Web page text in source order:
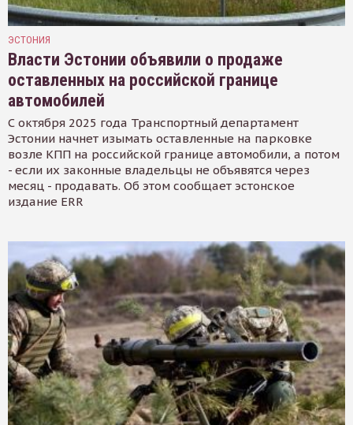
ЭСТОНИЯ
Власти Эстонии объявили о продаже
оставленных на российской границе
автомобилей
С октября 2025 года Транспортный департамент
Эстонии начнет изымать оставленные на парковке
возле КПП на российской границе автомобили, а потом
- если их законные владельцы не объявятся через
месяц - продавать. Об этом сообщает эстонское
издание ERR